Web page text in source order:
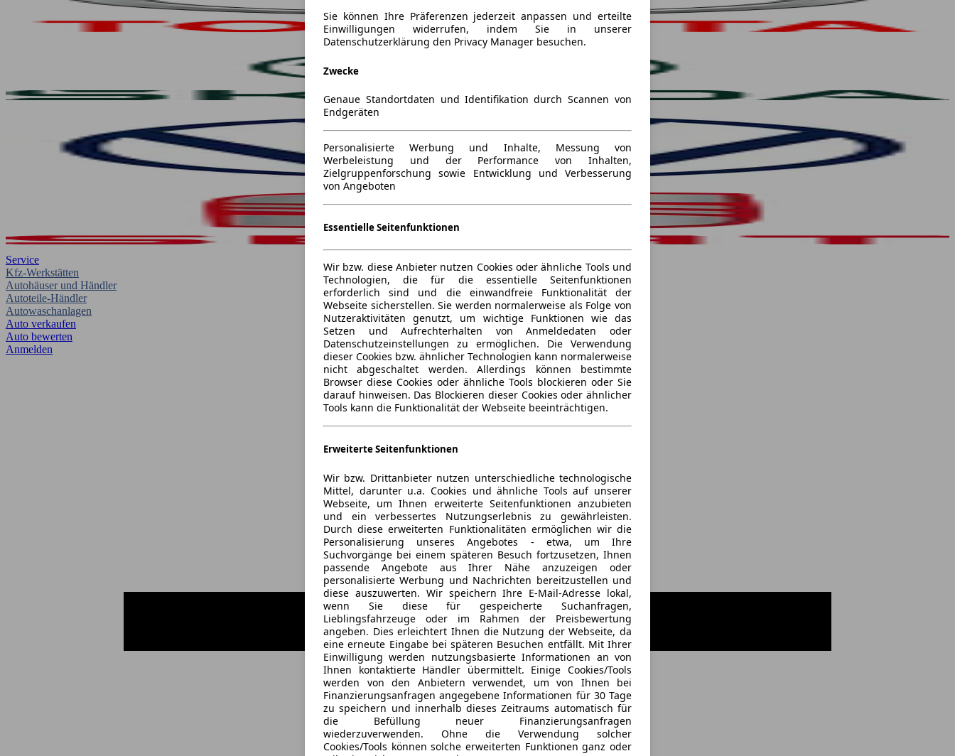
Service
Kfz-Werkstätten
Autohäuser und Händler
Autoteile-Händler
Autowaschanlagen
Auto verkaufen
Auto bewerten
Anmelden
Sie können Ihre Präferenzen jederzeit anpassen und erteilte
Einwilligungen widerrufen, indem Sie in unserer
Datenschutzerklärung den Privacy Manager besuchen.
Zwecke
Genaue Standortdaten und Identifikation durch Scannen von
Endgeräten
Personalisierte Werbung und Inhalte, Messung von
Werbeleistung und der Performance von Inhalten,
Zielgruppenforschung sowie Entwicklung und Verbesserung
von Angeboten
Essentielle Seitenfunktionen
Wir bzw. diese Anbieter nutzen Cookies oder ähnliche Tools und
Technologien, die für die essentielle Seitenfunktionen
erforderlich sind und die einwandfreie Funktionalität der
Webseite sicherstellen. Sie werden normalerweise als Folge von
Nutzeraktivitäten genutzt, um wichtige Funktionen wie das
Setzen und Aufrechterhalten von Anmeldedaten oder
Datenschutzeinstellungen zu ermöglichen. Die Verwendung
dieser Cookies bzw. ähnlicher Technologien kann normalerweise
nicht abgeschaltet werden. Allerdings können bestimmte
Browser diese Cookies oder ähnliche Tools blockieren oder Sie
darauf hinweisen. Das Blockieren dieser Cookies oder ähnlicher
Tools kann die Funktionalität der Webseite beeinträchtigen.
Erweiterte Seitenfunktionen
Wir bzw. Drittanbieter nutzen unterschiedliche technologische
Mittel, darunter u.a. Cookies und ähnliche Tools auf unserer
Webseite, um Ihnen erweiterte Seitenfunktionen anzubieten
und ein verbessertes Nutzungserlebnis zu gewährleisten.
Durch diese erweiterten Funktionalitäten ermöglichen wir die
Personalisierung unseres Angebotes - etwa, um Ihre
Suchvorgänge bei einem späteren Besuch fortzusetzen, Ihnen
passende Angebote aus Ihrer Nähe anzuzeigen oder
personalisierte Werbung und Nachrichten bereitzustellen und
diese auszuwerten. Wir speichern Ihre E-Mail-Adresse lokal,
wenn Sie diese für gespeicherte Suchanfragen,
Lieblingsfahrzeuge oder im Rahmen der Preisbewertung
angeben. Dies erleichtert Ihnen die Nutzung der Webseite, da
eine erneute Eingabe bei späteren Besuchen entfällt. Mit Ihrer
Einwilligung werden nutzungsbasierte Informationen an von
Ihnen kontaktierte Händler übermittelt. Einige Cookies/Tools
werden von den Anbietern verwendet, um von Ihnen bei
Finanzierungsanfragen angegebene Informationen für 30 Tage
zu speichern und innerhalb dieses Zeitraums automatisch für
die Befüllung neuer Finanzierungsanfragen
wiederzuverwenden. Ohne die Verwendung solcher
Cookies/Tools können solche erweiterten Funktionen ganz oder